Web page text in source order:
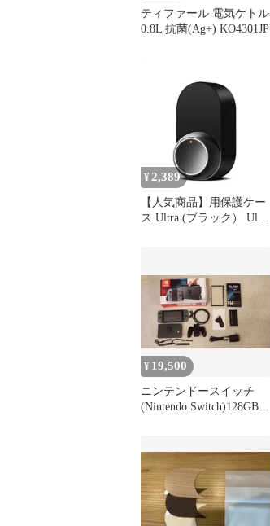
ティファール 電気ケトル
0.8L 抗菌(Ag+) KO4301JP
¥ 2,389
【人気商品】用保護ケー
ス Ultra (ブラック） Ultra
バー全面保護 スマートキ
ー 鍵 ケース スマートロ
ック SwitchBot For
¥ 19,500
ニンテンドースイッチ
(Nintendo Switch)128GB